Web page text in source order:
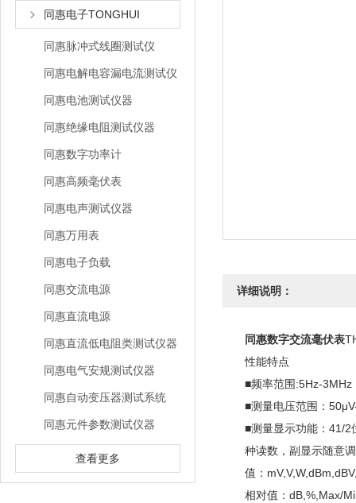
同惠电子TONGHUI
同惠脉冲式线圈测试仪
同惠电解电容漏电流测试仪
同惠电池测试仪器
同惠绝缘电阻测试仪器
同惠数字功率计
同惠高频毫伏表
同惠电声测试仪器
同惠万用表
同惠电子负载
同惠交流电源
同惠直流电源
同惠直流低电阻类测试仪器
同惠电气安规测试仪器
同惠自动变压器测试系统
同惠元件参数测试仪器
查看更多
详细说明：
同惠数字交流毫伏表
性能特点
■频率范围:5Hz-3MHz
■测量电压范围：50μV-
■测量显示功能：41/2
种读数，副显示随意调
值：
相对值：dB,%,Max/